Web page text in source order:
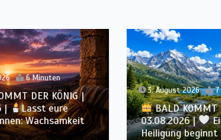
6 Minuten
DER KÖNIG |
Lasst eure
Wachsamkeit
3. August 2026 7
BALD KOMMT DER
03.08.2026 |
Ein
Heiligung beginnt im